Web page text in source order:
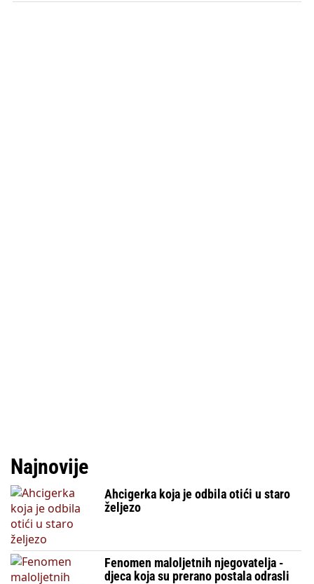
Najnovije
Ahcigerka koja je odbila otići u staro
željezo
Fenomen maloljetnih njegovatelja -
djeca koja su prerano postala odrasli